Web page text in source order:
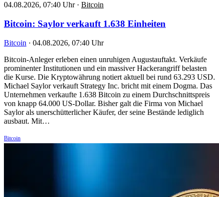
04.08.2026, 07:40 Uhr · Bitcoin
Bitcoin: Saylor verkauft 1.638 Einheiten
Bitcoin · 04.08.2026, 07:40 Uhr
Bitcoin-Anleger erleben einen unruhigen Augustauftakt. Verkäufe
prominenter Institutionen und ein massiver Hackerangriff belasten
die Kurse. Die Kryptowährung notiert aktuell bei rund 63.293 USD.
Michael Saylor verkauft Strategy Inc. bricht mit einem Dogma. Das
Unternehmen verkaufte 1.638 Bitcoin zu einem Durchschnittspreis
von knapp 64.000 US-Dollar. Bisher galt die Firma von Michael
Saylor als unerschütterlicher Käufer, der seine Bestände lediglich
ausbaut. Mit…
Bitcoin